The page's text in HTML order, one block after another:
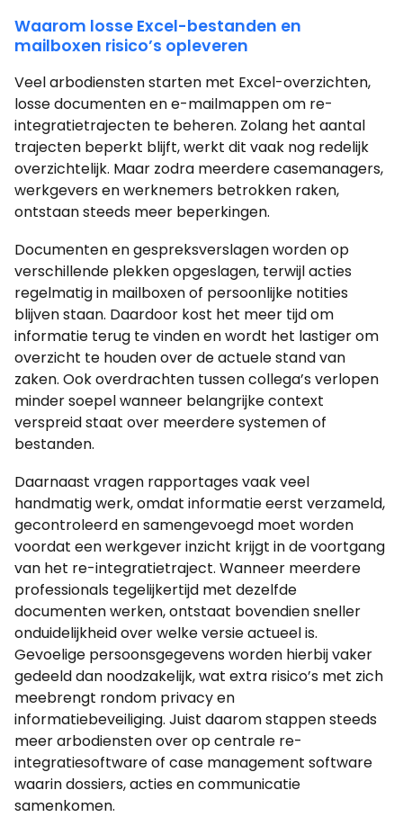
Waarom losse Excel-bestanden en
mailboxen risico’s opleveren
Veel arbodiensten starten met Excel-overzichten,
losse documenten en e-mailmappen om re-
integratietrajecten te beheren. Zolang het aantal
trajecten beperkt blijft, werkt dit vaak nog redelijk
overzichtelijk. Maar zodra meerdere casemanagers,
werkgevers en werknemers betrokken raken,
ontstaan steeds meer beperkingen.
Documenten en gespreksverslagen worden op
verschillende plekken opgeslagen, terwijl acties
regelmatig in mailboxen of persoonlijke notities
blijven staan. Daardoor kost het meer tijd om
informatie terug te vinden en wordt het lastiger om
overzicht te houden over de actuele stand van
zaken. Ook overdrachten tussen collega’s verlopen
minder soepel wanneer belangrijke context
verspreid staat over meerdere systemen of
bestanden.
Daarnaast vragen rapportages vaak veel
handmatig werk, omdat informatie eerst verzameld,
gecontroleerd en samengevoegd moet worden
voordat een werkgever inzicht krijgt in de voortgang
van het re-integratietraject. Wanneer meerdere
professionals tegelijkertijd met dezelfde
documenten werken, ontstaat bovendien sneller
onduidelijkheid over welke versie actueel is.
Gevoelige persoonsgegevens worden hierbij vaker
gedeeld dan noodzakelijk, wat extra risico’s met zich
meebrengt rondom privacy en
informatiebeveiliging. Juist daarom stappen steeds
meer arbodiensten over op centrale re-
integratiesoftware of case management software
waarin dossiers, acties en communicatie
samenkomen.